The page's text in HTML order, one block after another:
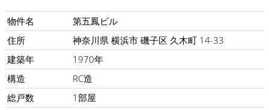
物件名
第五鳳ビル
住所
神奈川県 横浜市 磯子区 久木町 14-33
建築年
1970年
構造
RC造
総戸数
1部屋